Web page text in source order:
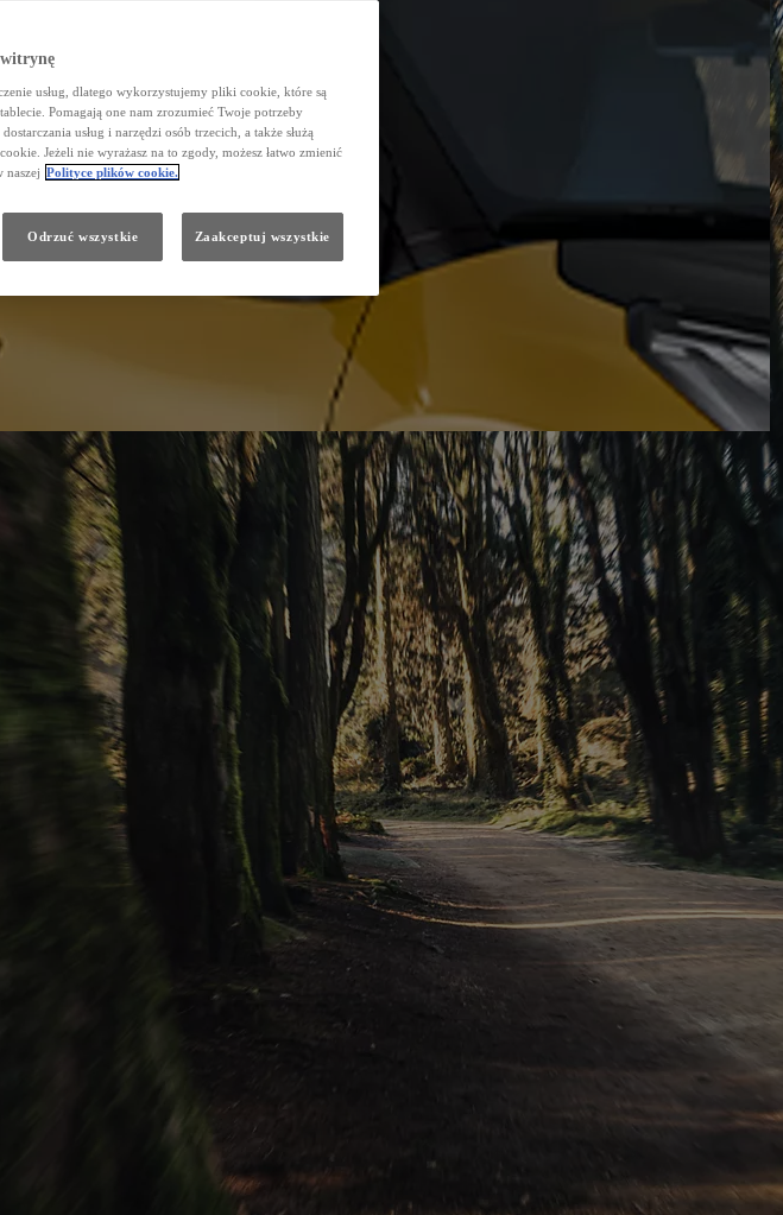
usług, dlatego wykorzystujemy pliki cookie, które są
Pomagają one nam zrozumieć Twoje potrzeby
usług i narzędzi osób trzecich, a także służą
Jeżeli nie wyrażasz na to zgody, możesz łatwo zmienić
naszej Polityce plików cookie.
Odrzuć wszystkie Zaakceptuj wszystkie